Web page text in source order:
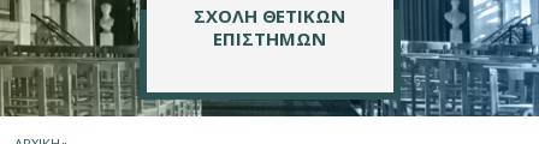
ΣΧΟΛΗ ΘΕΤΙΚΩΝ
ΕΠΙΣΤΗΜΩΝ